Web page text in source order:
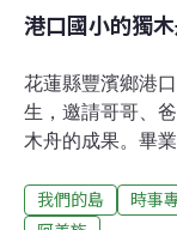
港口國小的獨
花蓮縣豐濱鄉港
生，邀請哥哥、
木舟的成果。畢
行3公里，告別
我們的島 時事